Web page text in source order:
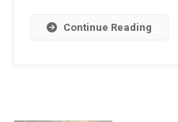
Continue Reading